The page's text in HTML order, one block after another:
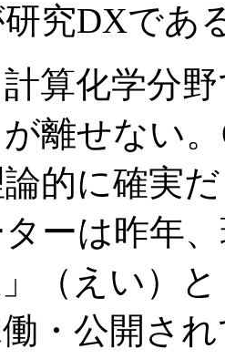
究DXであ
算化学分
離せない
的に確実
ーは昨年
（えい）
・公開さ